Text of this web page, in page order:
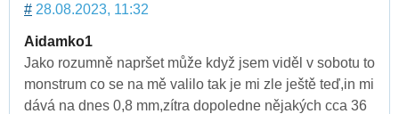
# 28.08.2023, 11:32
Aidamko1
Jako rozumně napršet může když jsem viděl v sobotu to
monstrum co se na mě valilo tak je mi zle ještě teď,in mi
dává na dnes 0,8 mm,zítra dopoledne nějakých cca 36